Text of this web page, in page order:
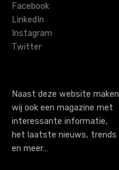
i
g
a
i
o
n
Facebook
LinkedIn
Instagram
Twitter
Naast deze website maken
wij ook een magazine met
interessante informatie,
het laatste nieuws, trends
en meer…